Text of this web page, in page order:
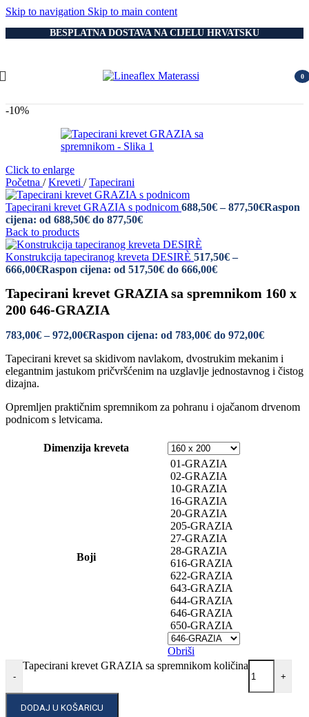
Skip to navigation Skip to main content
BESPLATNA DOSTAVA NA CIJELU HRVATSKU
0
-10%
Click to enlarge
Početna / Kreveti / Tapecirani
Tapecirani krevet GRAZIA s podnicom 688,50€ – 877,50€Raspon
cijena: od 688,50€ do 877,50€
Back to products
Konstrukcija tapeciranog kreveta DESIRÈ 517,50€ –
666,00€Raspon cijena: od 517,50€ do 666,00€
Tapecirani krevet GRAZIA sa spremnikom 160 x
200 646-GRAZIA
783,00€ – 972,00€Raspon cijena: od 783,00€ do 972,00€
Tapecirani krevet sa skidivom navlakom, dvostrukim mekanim i
elegantnim jastukom pričvršćenim na uzglavlje jednostavnog i čistog
dizajna.
Opremljen praktičnim spremnikom za pohranu i ojačanom drvenom
podnicom s letvicama.
Dimenzija kreveta
Boji
01-GRAZIA
02-GRAZIA
10-GRAZIA
16-GRAZIA
20-GRAZIA
205-GRAZIA
27-GRAZIA
28-GRAZIA
616-GRAZIA
622-GRAZIA
643-GRAZIA
644-GRAZIA
646-GRAZIA
650-GRAZIA
Obriši
-
Tapecirani krevet GRAZIA sa spremnikom količina
+
DODAJ U KOŠARICU